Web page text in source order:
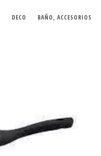
DECO BAÑO, ACCESORIOS